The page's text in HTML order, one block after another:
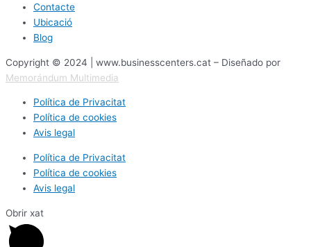
Contacte
Ubicació
Blog
Copyright © 2024 | www.businesscenters.cat – Diseñado por
Memorándum Multimedia
Política de Privacitat
Política de cookies
Avis legal
Política de Privacitat
Política de cookies
Avis legal
Obrir xat